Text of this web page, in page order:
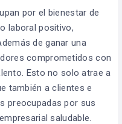
por el bienestar de
laboral positivo,
de ganar una
comprometidos con
Esto no solo atrae a
también a clientes e
preocupadas por sus
saludable.